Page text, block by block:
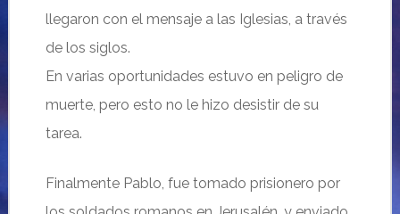
llegaron con el mensaje a las Iglesias, a través
de los siglos.
En varias oportunidades estuvo en peligro de
muerte, pero esto no le hizo desistir de su
tarea.
Finalmente Pablo, fue tomado prisionero por